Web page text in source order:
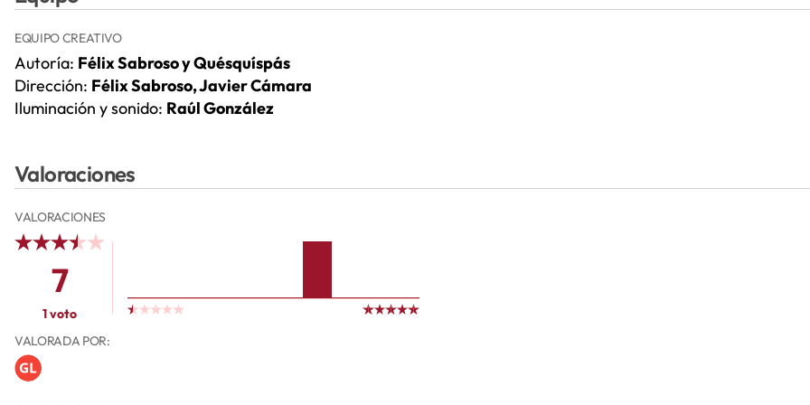
EQUIPO CREATIVO
Autoría: Félix Sabroso y Quésquíspás
Dirección: Félix Sabroso, Javier Cámara
Iluminación y sonido: Raúl González
Valoraciones
VALORACIONES
7
1 voto
VALORADA POR: